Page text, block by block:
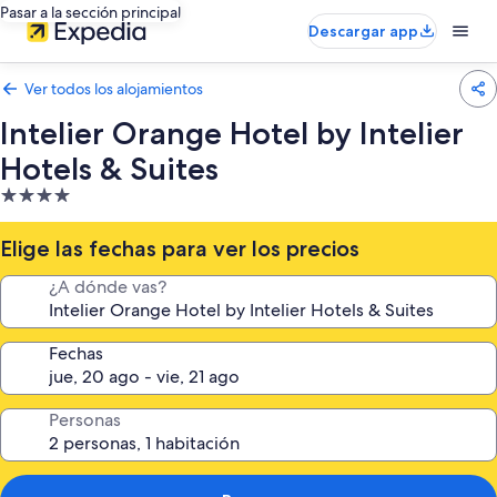
Pasar a la sección principal
Descargar app
Ver todos los alojamientos
Intelier Orange Hotel by Intelier
Hotels & Suites
Alojamiento
de
4.0 estrellas
Elige las fechas para ver los precios
¿A dónde vas?
Fechas
Personas